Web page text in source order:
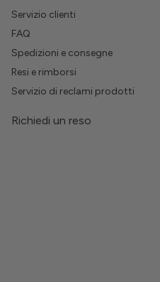
Servizio clienti
FAQ
Spedizioni e consegne
Resi e rimborsi
Servizio di reclami prodotti
Richiedi un reso